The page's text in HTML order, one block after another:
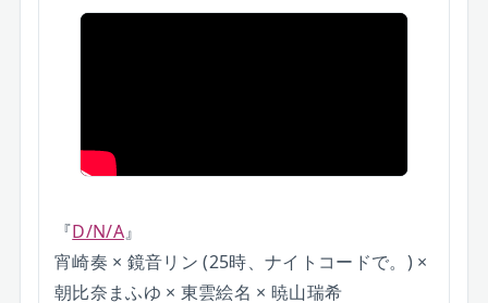
『D/N/A』
宵崎奏 × 鏡音リン (25時、ナイトコードで。) ×
朝比奈まふゆ × 東雲絵名 × 暁山瑞希